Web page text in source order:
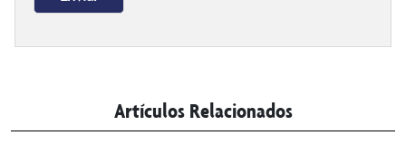
Artículos Relacionados